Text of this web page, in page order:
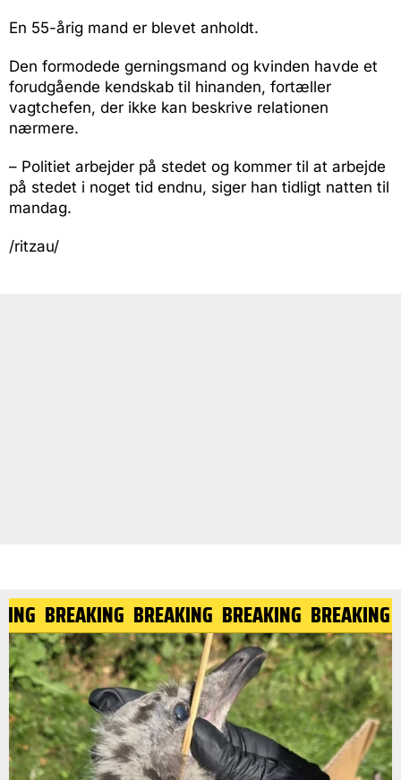
En 55-årig mand er blevet anholdt.
Den formodede gerningsmand og kvinden havde et
forudgående kendskab til hinanden, fortæller
vagtchefen, der ikke kan beskrive relationen
nærmere.
– Politiet arbejder på stedet og kommer til at arbejde
på stedet i noget tid endnu, siger han tidligt natten til
mandag.
/ritzau/
BREAKING BREAKING BREAKING BREAKING